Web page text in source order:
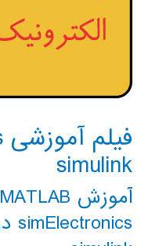
simulink
آموزش SimElectronics MATLAB متلب
simElectronics در Simulink